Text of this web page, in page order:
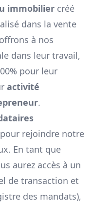
immobilier créé
dans la vente
à nos
dans leur travail,
pour leur
activité
.
pour rejoindre notre
. En tant que
aurez accès à un
de transaction et
des mandats),